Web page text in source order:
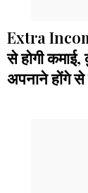
Extra
से होगी
अपनाने होंगे